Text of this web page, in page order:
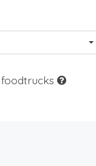
foodtrucks